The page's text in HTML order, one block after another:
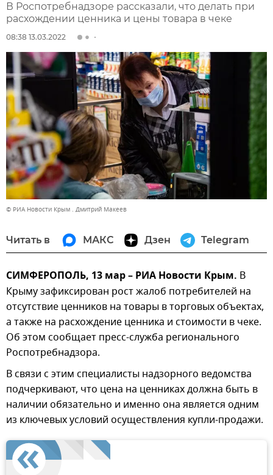
В Роспотребнадзоре рассказали, что делать при
расхождении ценника и цены товара в чеке
08:38 13.03.2022
© РИА Новости Крым . Дмитрий Макеев
Читать в МАКС Дзен Telegram
СИМФЕРОПОЛЬ, 13 мар – РИА Новости Крым. В
Крыму зафиксирован рост жалоб потребителей на
отсутствие ценников на товары в торговых объектах,
а также на расхождение ценника и стоимости в чеке.
Об этом сообщает пресс-служба регионального
Роспотребнадзора.
В связи с этим специалисты надзорного ведомства
подчеркивают, что цена на ценниках должна быть в
наличии обязательно и именно она является одним
из ключевых условий осуществления купли-продажи.